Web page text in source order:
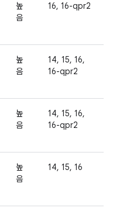
높
음
16, 16-qpr2
높
음
14, 15, 16,
16-qpr2
높
음
14, 15, 16,
16-qpr2
높
음
14, 15, 16